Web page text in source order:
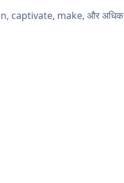
captivate, make, और अधिक